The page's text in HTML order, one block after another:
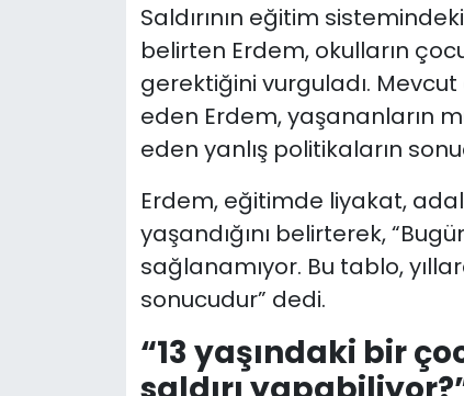
Saldırının eğitim
belirten Erdem, okulların
gerektiğini vurguladı.
eden Erdem, yaşananların
eden yanlış politikaların
Erdem, eğitimde liyakat,
yaşandığını belirterek,
sağlanamıyor. Bu tablo,
sonucudur” dedi.
“13 yaşındaki bir